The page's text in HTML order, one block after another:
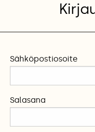
Sähköpostiosoite
Salasana